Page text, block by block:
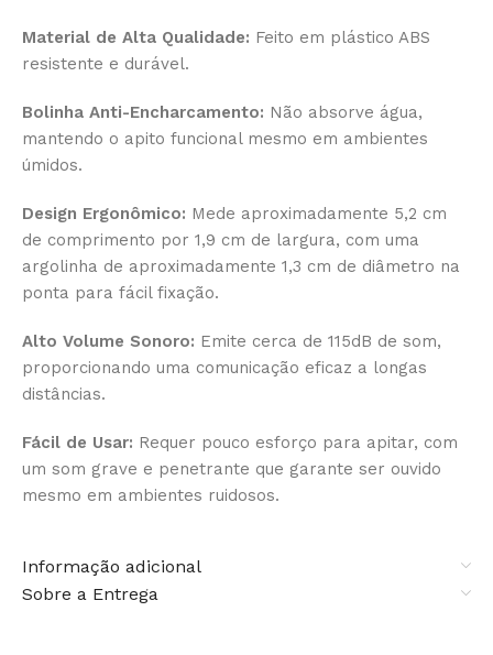
Material de Alta Qualidade: Feito em plástico ABS
resistente e durável.
Bolinha Anti-Encharcamento: Não absorve água,
mantendo o apito funcional mesmo em ambientes
úmidos.
Design Ergonômico: Mede aproximadamente 5,2 cm
de comprimento por 1,9 cm de largura, com uma
argolinha de aproximadamente 1,3 cm de diâmetro na
ponta para fácil fixação.
Alto Volume Sonoro: Emite cerca de 115dB de som,
proporcionando uma comunicação eficaz a longas
distâncias.
Fácil de Usar: Requer pouco esforço para apitar, com
um som grave e penetrante que garante ser ouvido
mesmo em ambientes ruidosos.
Informação adicional
Sobre a Entrega